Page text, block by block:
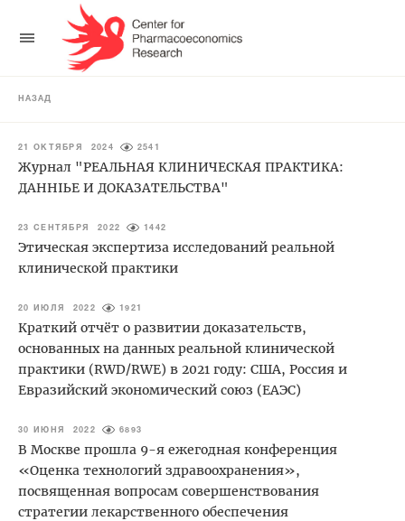
НАЗАД
21 ОКТЯБРЯ 2024 2541
Журнал "РЕАЛЬНАЯ КЛИНИЧЕСКАЯ ПРАКТИКА:
ДАННЫЕ И ДОКАЗАТЕЛЬСТВА"
23 СЕНТЯБРЯ 2022 1442
Этическая экспертиза исследований реальной
клинической практики
20 ИЮЛЯ 2022 1921
Краткий отчёт о развитии доказательств,
основанных на данных реальной клинической
практики (RWD/RWE) в 2021 году: США, Россия и
Евразийский экономический союз (ЕАЭС)
30 ИЮНЯ 2022 6893
В Москве прошла 9-я ежегодная конференция
«Оценка технологий здравоохранения»,
посвященная вопросам совершенствования
стратегии лекарственного обеспечения